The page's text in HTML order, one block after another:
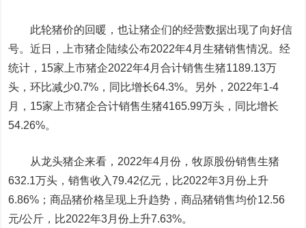
此轮猪价的回暖，也让猪企们的经营数据出现了向好信
号。近日，上市猪企陆续公布2022年4月生猪销售情况。经
统计，15家上市猪企2022年4月合计销售生猪1189.13万
头，环比减少0.7%，同比增长64.3%。另外，2022年1-4
月，15家上市猪企合计销售生猪4165.99万头，同比增长
54.26%。
从龙头猪企来看，2022年4月份，牧原股份销售生猪
632.1万头，销售收入79.42亿元，比2022年3月份上升
6.86%；商品猪价格呈现上升趋势，商品猪销售均价12.56
元/公斤，比2022年3月份上升7.63%。